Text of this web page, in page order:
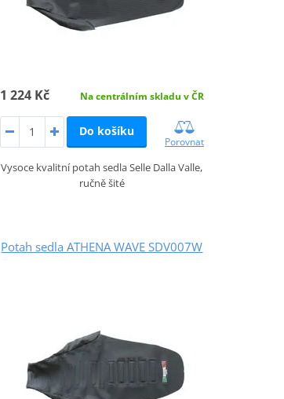
1 224 Kč Na centrálním skladu v ČR
Do košíku
Porovnat
Vysoce kvalitní potah sedla Selle Dalla Valle,
ručně šité
Potah sedla ATHENA WAVE SDV007W